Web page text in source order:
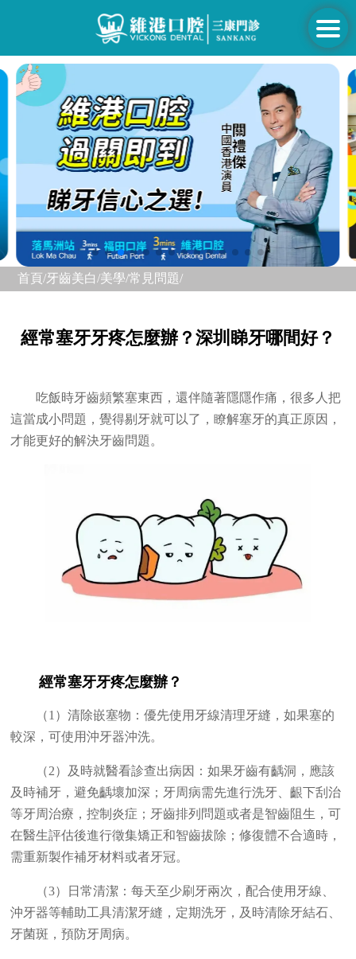
首頁/牙齒美白/美學/常見問題/
經常塞牙牙疼怎麼辦？深圳睇牙哪間好？
吃飯時牙齒頻繁塞東西，還伴隨著隱隱作痛，很多人把
這當成小問題，覺得剔牙就可以了，瞭解塞牙的真正原因，
才能更好的解決牙齒問題。
經常塞牙牙疼怎麼辦？
（1）清除嵌塞物：優先使用牙線清理牙縫，如果塞的
較深，可使用沖牙器沖洗。
（2）及時就醫看診查出病因：如果牙齒有齲洞，應該
及時補牙，避免齲壞加深；牙周病需先進行洗牙、齦下刮治
等牙周治療，控制炎症；牙齒排列問題或者是智齒阻生，可
在醫生評估後進行徵集矯正和智齒拔除；修復體不合適時，
需重新製作補牙材料或者牙冠。
（3）日常清潔：每天至少刷牙兩次，配合使用牙線、
沖牙器等輔助工具清潔牙縫，定期洗牙，及時清除牙結石、
牙菌斑，預防牙周病。